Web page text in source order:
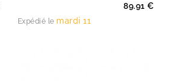
89.91 €
Expédié le mardi 11